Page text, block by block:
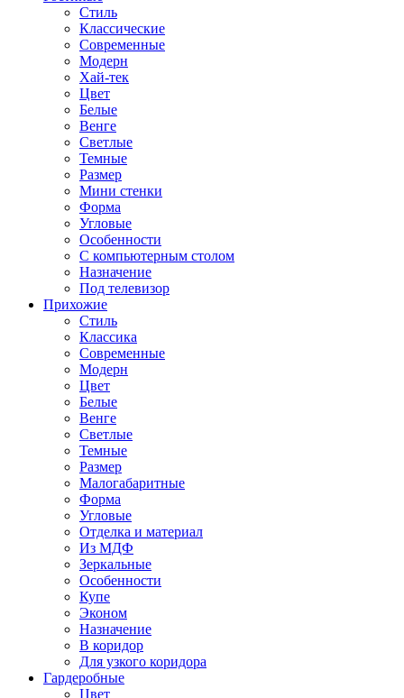
Стиль
Классические
Современные
Модерн
Хай-тек
Цвет
Белые
Венге
Светлые
Темные
Размер
Мини стенки
Форма
Угловые
Особенности
С компьютерным столом
Назначение
Под телевизор
Прихожие
Стиль
Классика
Современные
Модерн
Цвет
Белые
Венге
Светлые
Темные
Размер
Малогабаритные
Форма
Угловые
Отделка и материал
Из МДФ
Зеркальные
Особенности
Купе
Эконом
Назначение
В коридор
Для узкого коридора
Гардеробные
Цвет